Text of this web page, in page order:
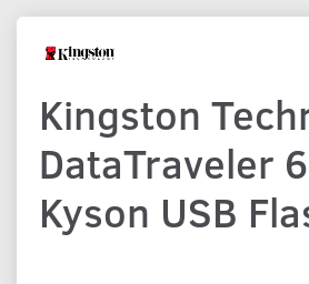
Kingston
DataTraveler
Kyson USB